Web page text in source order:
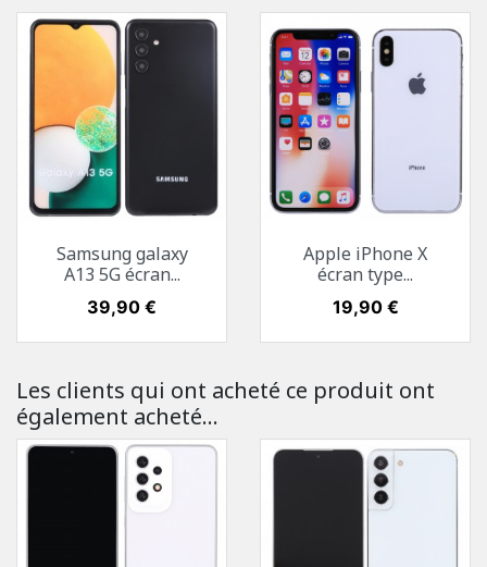
Samsung galaxy
A13 5G écran...
Prix
39,90 €
Apple iPhone X
écran type...
Prix
19,90 €
Les clients qui ont acheté ce produit ont
également acheté...